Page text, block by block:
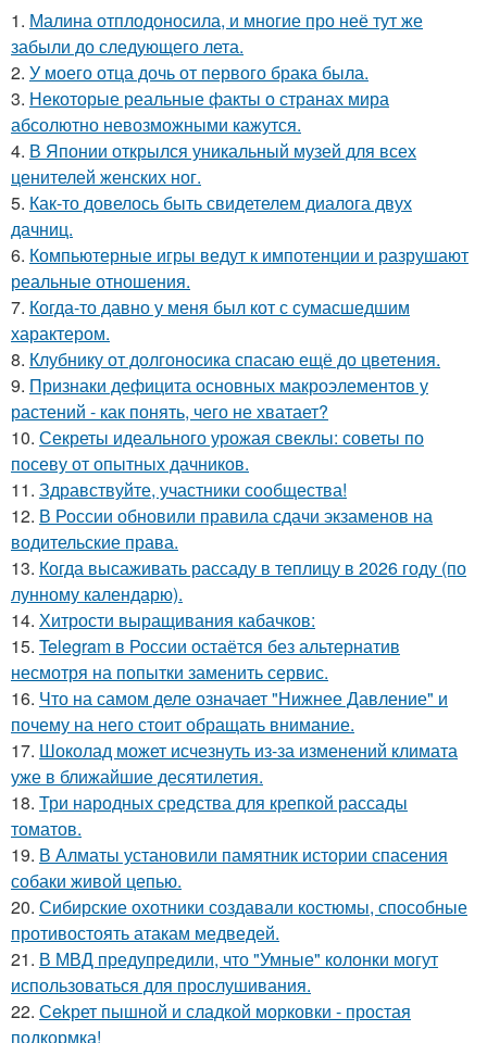
1. Малина отплодоносила, и многие про неё тут же
забыли до следующего лета.
2. У моего отца дочь от первого брака была.
3. Некоторые реальные факты о странах мира
абсолютно невозможными кажутся.
4. В Японии открылся уникальный музей для всех
ценителей женских ног.
5. Как-то довелось быть свидетелем диалога двух
дачниц.
6. Компьютерные игры ведут к импотенции и разрушают
реальные отношения.
7. Когда-то давно у меня был кот с сумасшедшим
характером.
8. Клубнику от долгоносика спасаю ещё до цветения.
9. Признаки дефицита основных макроэлементов у
растений - как понять, чего не хватает?
10. Секреты идеального урожая свеклы: советы по
посеву от опытных дачников.
11. Здравствуйте, участники сообщества!
12. В России обновили правила сдачи экзаменов на
водительские права.
13. Когда высаживать рассаду в теплицу в 2026 году (по
лунному календарю).
14. Хитрости выращивания кабачков:
15. Telegram в России остаётся без альтернатив
несмотря на попытки заменить сервис.
16. Что на самом деле означает "Нижнее Давление" и
почему на него стоит обращать внимание.
17. Шоколад может исчезнуть из-за изменений климата
уже в ближайшие десятилетия.
18. Три народных средства для крепкой рассады
томатов.
19. В Алматы установили памятник истории спасения
собаки живой цепью.
20. Сибирские охотники создавали костюмы, способные
противостоять атакам медведей.
21. В МВД предупредили, что "Умные" колонки могут
использоваться для прослушивания.
22. Сekрет пышной и сладкой морковки - простая
подкормка!